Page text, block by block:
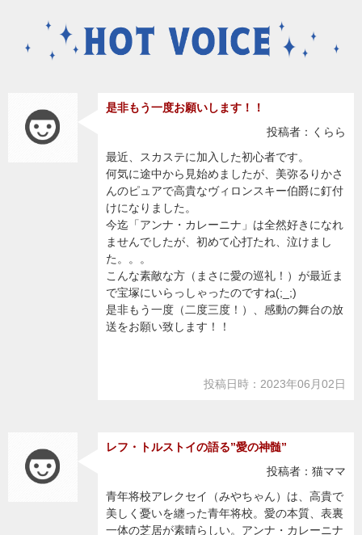
是非もう一度お願いします！！
投稿者：くらら
最近、スカステに加入した初心者です。
何気に途中から見始めましたが、美弥るりかさ
んのピュアで高貴なヴィロンスキー伯爵に釘付
けになりました。
今迄「アンナ・カレーニナ」は全然好きになれ
ませんでしたが、初めて心打たれ、泣けまし
た。。。
こんな素敵な方（まさに愛の巡礼！）が最近ま
で宝塚にいらっしゃったのですね(;_;)
是非もう一度（二度三度！）、感動の舞台の放
送をお願い致します！！
投稿日時：2023年06月02日
レフ・トルストイの語る”愛の神髄”
投稿者：猫ママ
青年将校アレクセイ（みやちゃん）は、高貴で
美しく憂いを纏った青年将校。愛の本質、表裏
一体の芝居が素晴らしい。アンナ・カレーニナ